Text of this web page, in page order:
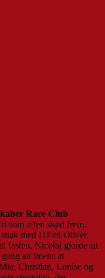
Race Club
som aften skød frem.
med DJ’en Oliver,
fasten, Nicolaj gjorde sit
alt imens at
Christian, Louise og